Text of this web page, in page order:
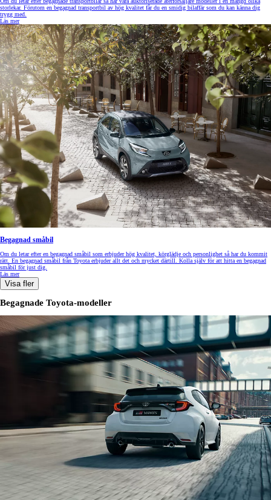
storlekar. Förutom en begagnad transportbil av hög kvalitet får du en smidig bilaffär som du kan känna dig
trygg med.
Läs mer
Begagnad småbil
Om du letar efter en begagnad småbil som erbjuder hög kvalitet, körglädje och personlighet så har du kommit
rätt. En begagnad småbil från Toyota erbjuder allt det och mycket därtill. Kolla själv för att hitta en begagnad
småbil för just dig.
Läs mer
Visa fler
Begagnade Toyota-modeller